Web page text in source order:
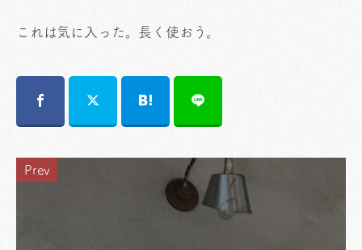
これは気に入った。長く使おう。
Prev